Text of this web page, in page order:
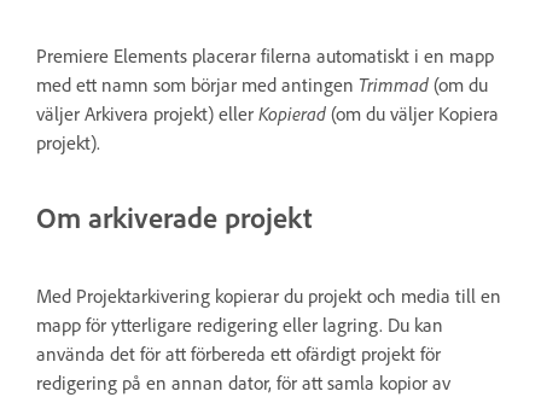
Premiere Elements placerar filerna automatiskt i en mapp
med ett namn som börjar med antingen Trimmad (om du
väljer Arkivera projekt) eller Kopierad (om du väljer Kopiera
projekt).
Om arkiverade projekt
Med Projektarkivering kopierar du projekt och media till en
mapp för ytterligare redigering eller lagring. Du kan
använda det för att förbereda ett ofärdigt projekt för
redigering på en annan dator, för att samla kopior av